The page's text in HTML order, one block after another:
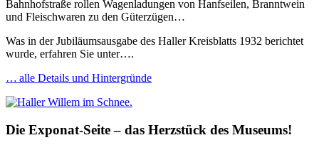
Bahnhofstraße rollen Wagenladungen von Hanfseilen, Branntwein
und Fleischwaren zu den Güterzügen…
Was in der Jubiläumsausgabe des Haller Kreisblatts 1932 berichtet
wurde, erfahren Sie unter….
… alle Details und Hintergründe
Die Exponat-Seite – das Herzstück des Museums!